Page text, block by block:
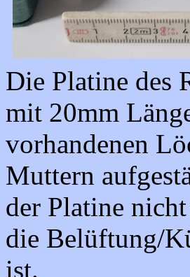
Die Platine des
mit 20mm
vorhandenen
Muttern
der Platine
die Belüftung/
ist.